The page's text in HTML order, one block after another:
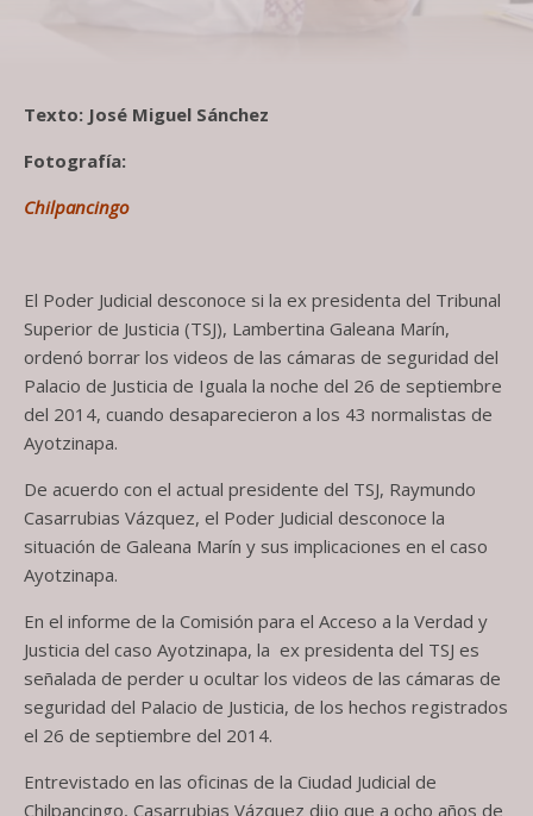
Texto: José Miguel Sánchez
Fotografía:
Chilpancingo
El Poder Judicial desconoce si la ex presidenta del Tribunal
Superior de Justicia (TSJ), Lambertina Galeana Marín,
ordenó borrar los videos de las cámaras de seguridad del
Palacio de Justicia de Iguala la noche del 26 de septiembre
del 2014, cuando desaparecieron a los 43 normalistas de
Ayotzinapa.
De acuerdo con el actual presidente del TSJ, Raymundo
Casarrubias Vázquez, el Poder Judicial desconoce la
situación de Galeana Marín y sus implicaciones en el caso
Ayotzinapa.
En el informe de la Comisión para el Acceso a la Verdad y
Justicia del caso Ayotzinapa, la ex presidenta del TSJ es
señalada de perder u ocultar los videos de las cámaras de
seguridad del Palacio de Justicia, de los hechos registrados
el 26 de septiembre del 2014.
Entrevistado en las oficinas de la Ciudad Judicial de
Chilpancingo, Casarrubias Vázquez dijo que a ocho años de